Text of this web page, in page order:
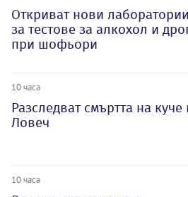
Откриват нови лаборатории
за тестове за алкохол и
при шофьори
10 часа
Разследват смъртта на куче
Ловеч
10 часа